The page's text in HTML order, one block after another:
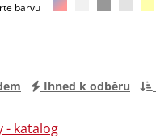
barvu
Ihned k odběru
- katalog